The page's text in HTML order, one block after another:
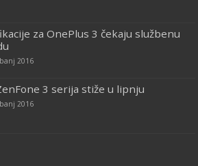
za OnePlus 3 čekaju službenu
2016
3 serija stiže u lipnju
2016